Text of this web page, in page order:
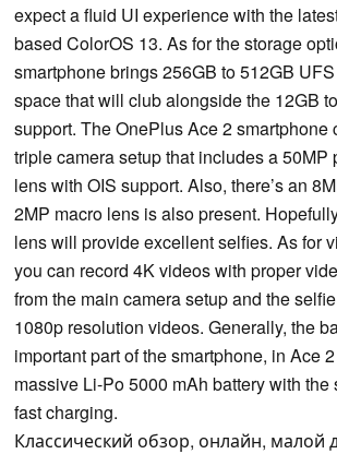
expect a fluid UI experience with the
based ColorOS 13. As for the storage
smartphone brings 256GB to 512GB
space that will club alongside the 12GB
support. The OnePlus Ace 2 smartphone
triple camera setup that includes a 50MP
lens with OIS support. Also, there’s an
2MP macro lens is also present.
lens will provide excellent selfies. As for
you can record 4K videos with proper
from the main camera setup and the
1080p resolution videos. Generally, the
important part of the smartphone, in Ace
massive Li-Po 5000 mAh battery with the
fast charging.
Классический обзор, онлайн, малой